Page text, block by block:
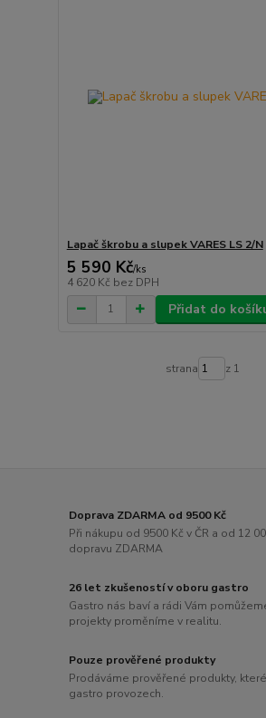
Lapač škrobu a slupek VARES LS 2/N
5 590 Kč/ks
4 620 Kč bez DPH
Přidat do
strana z 1
Doprava ZDARMA od 9500 Kč
Při nákupu od 9500 Kč v ČR a od 12
dopravu ZDARMA
26 let zkušeností v oboru gastro
Gastro nás baví a rádi Vám
projekty proměníme v realitu.
Pouze prověřené produkty
Prodáváme prověřené produkty,
gastro provozech.